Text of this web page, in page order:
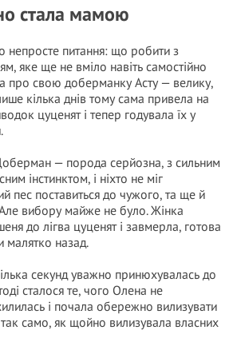
стала мамою
непросте питання: що робити з
яке ще не вміло навіть самостійно
про свою доберманку Асту — велику,
кілька днів тому сама привела на
цуценят і тепер годувала їх у
— порода серйозна, з сильним
інстинктом, і ніхто не міг
пес поставиться до чужого, та ще й
вибору майже не було. Жінка
до лігва цуценят і завмерла, готова
малятко назад.
секунд уважно принюхувалась до
сталося те, чого Олена не
і почала обережно вилизувати
само, як щойно вилизувала власних